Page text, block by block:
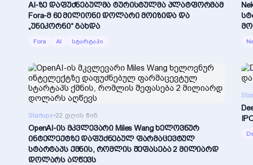
AI-ზე დაფუძნებულმა ტურისტულმა პლატფორმამ
Fora-მ 60 მილიონი დოლარი მოიზიდა და
„უნიკორნი“ გახდა
Fora AI სტარტაპი
Startups•22 დღის წინ
OpenAI-ის მკვლევარი Miles Wang ხელოვნურ
ინტელექტზე დაფუძნებულ ფარმაცევტულ
სტარტაპს ქმნის, რომლის შეფასება 2 მილიარდ
დოლარს აღწევს